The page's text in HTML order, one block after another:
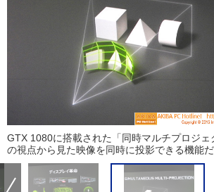
GTX 1080に搭載された「同時マルチプロジェ
の視点から見た映像を同時に投影できる機能だ